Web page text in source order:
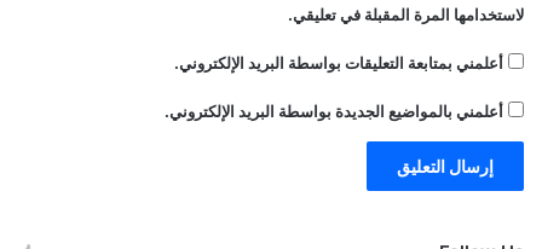
لاستخدامها المرة المقبلة في تعليقي.
أعلمني بمتابعة التعليقات بواسطة البريد الإلكتروني.
أعلمني بالمواضيع الجديدة بواسطة البريد الإلكتروني.